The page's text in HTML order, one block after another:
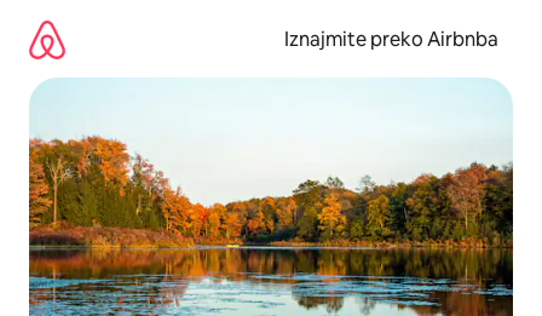
sadržaj
Iznajmite preko Airbnba